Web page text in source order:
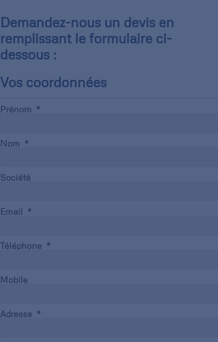
Demandez-nous un devis en
remplissant le formulaire ci-
dessous :
Vos coordonnées
Prénom
Nom
Société
Email
Téléphone
Mobile
Adresse